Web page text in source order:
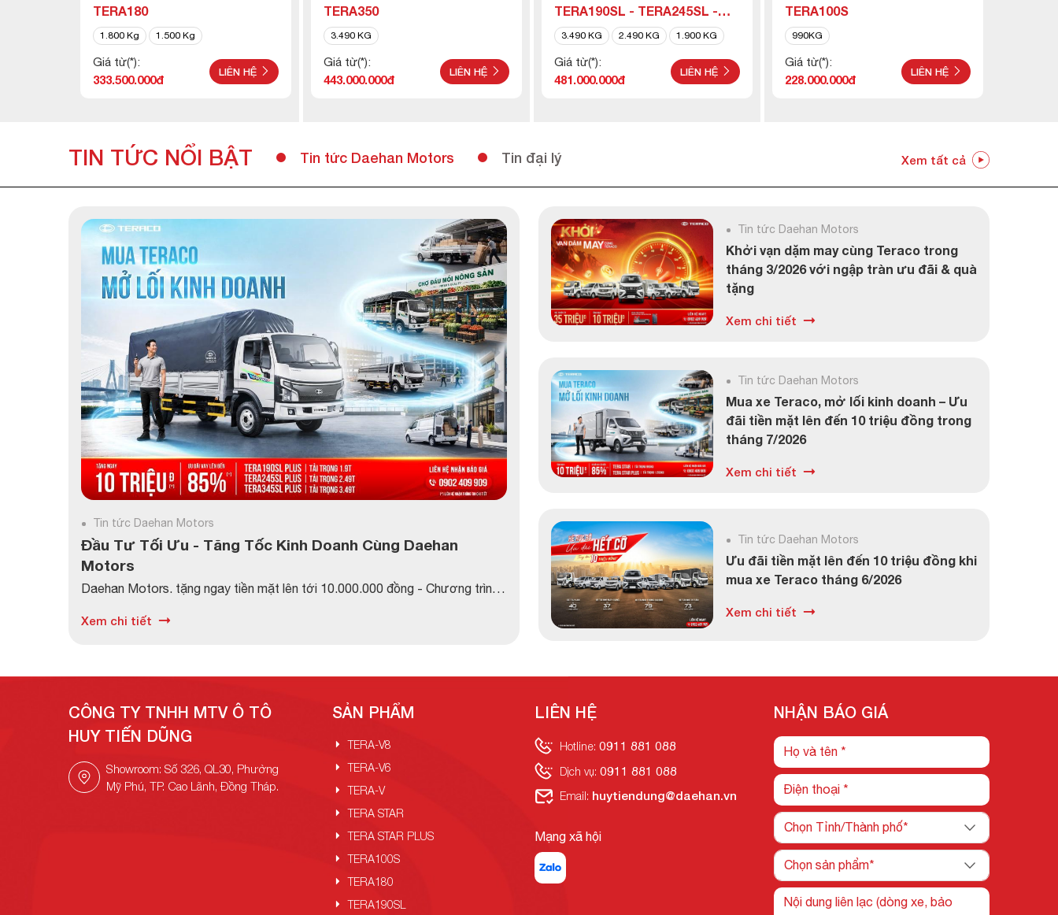
TERA180
1.800 Kg 1.500 Kg
Giá từ(*):
333.500.000đ
LIÊN HỆ
TERA350
3.490 KG
Giá từ(*):
443.000.000đ
LIÊN HỆ
TERA190SL - TERA245SL -
TERA345SL
3.490 KG 2.490 KG 1.900 KG
Giá từ(*):
481.000.000đ
LIÊN HỆ
TERA100S
990KG
Giá từ(*):
228.000.000đ
LIÊN HỆ
TIN TỨC NỔI BẬT Tin tức Daehan Motors Tin đại lý
Tin tức Daehan Motors
Đầu Tư Tối Ưu - Tăng Tốc Kinh Doanh Cùng Daehan
Motors
Daehan Motors. tặng ngay tiền mặt lên tới 10.000.000 đồng - Chương trình
v......
Xem chi tiết
Tin tức Daehan Motors
Khởi vạn dặm may cùng Teraco trong
tháng 3/2026 với ngập tràn ưu đãi & quà
tặng
Xem chi tiết
Tin tức Daehan Motors
Mua xe Teraco, mở lối kinh doanh – Ưu
đãi tiền mặt lên đến 10 triệu đồng trong
tháng 7/2026
Xem chi tiết
Tin tức Daehan Motors
Ưu đãi tiền mặt lên đến 10 triệu đồng khi
mua xe Teraco tháng 6/2026
Xem chi tiết
Xem tất cả
CÔNG TY TNHH MTV Ô TÔ
HUY TIẾN DŨNG
Showroom: Số 326, QL30, Phường
Mỹ Phú, TP. Cao Lãnh, Đồng Tháp.
SẢN PHẨM
TERA-V8
TERA-V6
TERA-V
TERA STAR
TERA STAR PLUS
TERA100S
TERA180
TERA190SL
LIÊN HỆ
Hotline:0911 881 088
Dịch vụ:0911 881 088
Email: huytiendung@daehan.vn
Mạng xã hội
NHẬN BÁO GIÁ